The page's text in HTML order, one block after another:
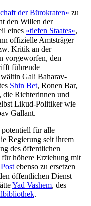
der Bürokraten« zu
den Willen der
eines »tiefen Staates«,
offizielle Amts­träger
Kritik an der
vorgeworfen, den
führende
Gali Baharav-
Shin Bet, Ronen Bar,
, die Richterinnen und
Likud-Politiker wie
Gallant.
für alle
Regierung seit ihrem
des öffentlichen
für höhere Erziehung mit
ebenso zu ersetzen
öffentlichen Dienst
Yad Vashem, des
.